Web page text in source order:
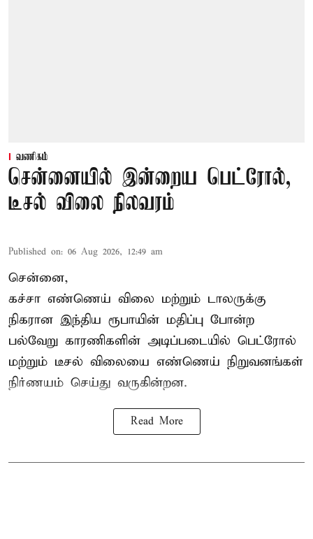
வணிகம்
சென்னையில் இன்றைய பெட்ரோல்,
டீசல் விலை நிலவரம்
Published on: 06 Aug 2026, 12:49 am
சென்னை,
கச்சா எண்ணெய் விலை மற்றும் டாலருக்கு
நிகரான இந்திய ரூபாயின் மதிப்பு போன்ற
பல்வேறு காரணிகளின் அடிப்படையில் பெட்ரோல்
மற்றும் டீசல் விலையை எண்ணெய் நிறுவனங்கள்
நிர்ணயம் செய்து வருகின்றன.
Read More